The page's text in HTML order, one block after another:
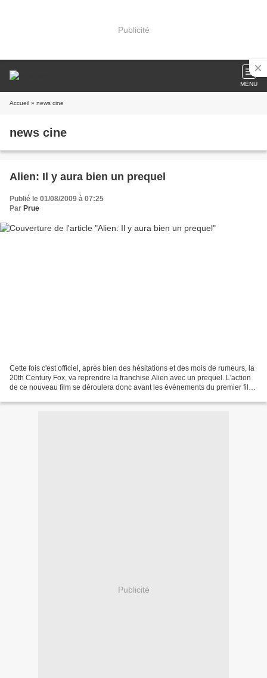
Publicité
MENU
Accueil » news cine
news cine
Alien: Il y aura bien un prequel
Publié le 01/08/2009 à 07:25
Par Prue
Cette fois c'est officiel, après bien des hésitations et des mois de rumeurs, la
20th Century Fox, va reprendre la franchise Alien avec un prequel. L'action
de ce nouveau film se déroulera donc avant les évènements du premier film,
Publicité